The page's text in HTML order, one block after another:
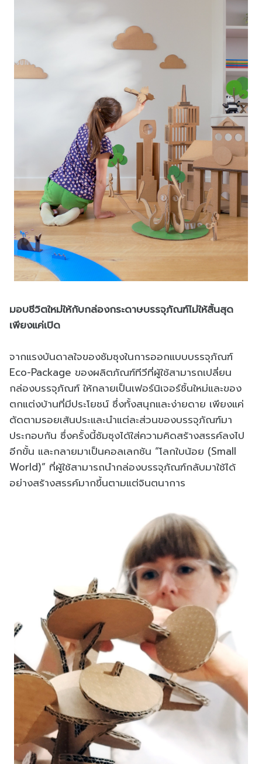
มอบชีวิตใหม่ให้กับกล่องกระดาษบรรจุภัณฑ์ไม่ให้สิ้นสุด
เพียงแค่เปิด
จากแรงบันดาลใจของซัมซุงในการออกแบบบรรจุภัณฑ์
Eco-Package ของผลิตภัณฑ์ทีวีที่ผู้ใช้สามารถเปลี่ยน
กล่องบรรจุภัณฑ์ ให้กลายเป็นเฟอร์นิเจอร์ชิ้นใหม่และของ
ตกแต่งบ้านที่มีประโยชน์ ซึ่งทั้งสนุกและง่ายดาย เพียงแค่
ตัดตามรอยเส้นประและนำแต่ละส่วนของบรรจุภัณฑ์มา
ประกอบกัน ซึ่งครั้งนี้ซัมซุงได้ใส่ความคิดสร้างสรรค์ลงไป
อีกขั้น และกลายมาเป็นคอลเลกชัน “โลกใบน้อย (Small
World)” ที่ผู้ใช้สามารถนำกล่องบรรจุภัณฑ์กลับมาใช้ได้
อย่างสร้างสรรค์มากขึ้นตามแต่จินตนาการ